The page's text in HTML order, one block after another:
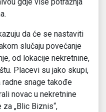
gdje više potražnja
da će se nastaviti
slučaju povećanje
od lokacije nekretnine,
Placevi su jako skupi,
radne snage takođe
novac u nekretnine
za „Blic Biznis“,